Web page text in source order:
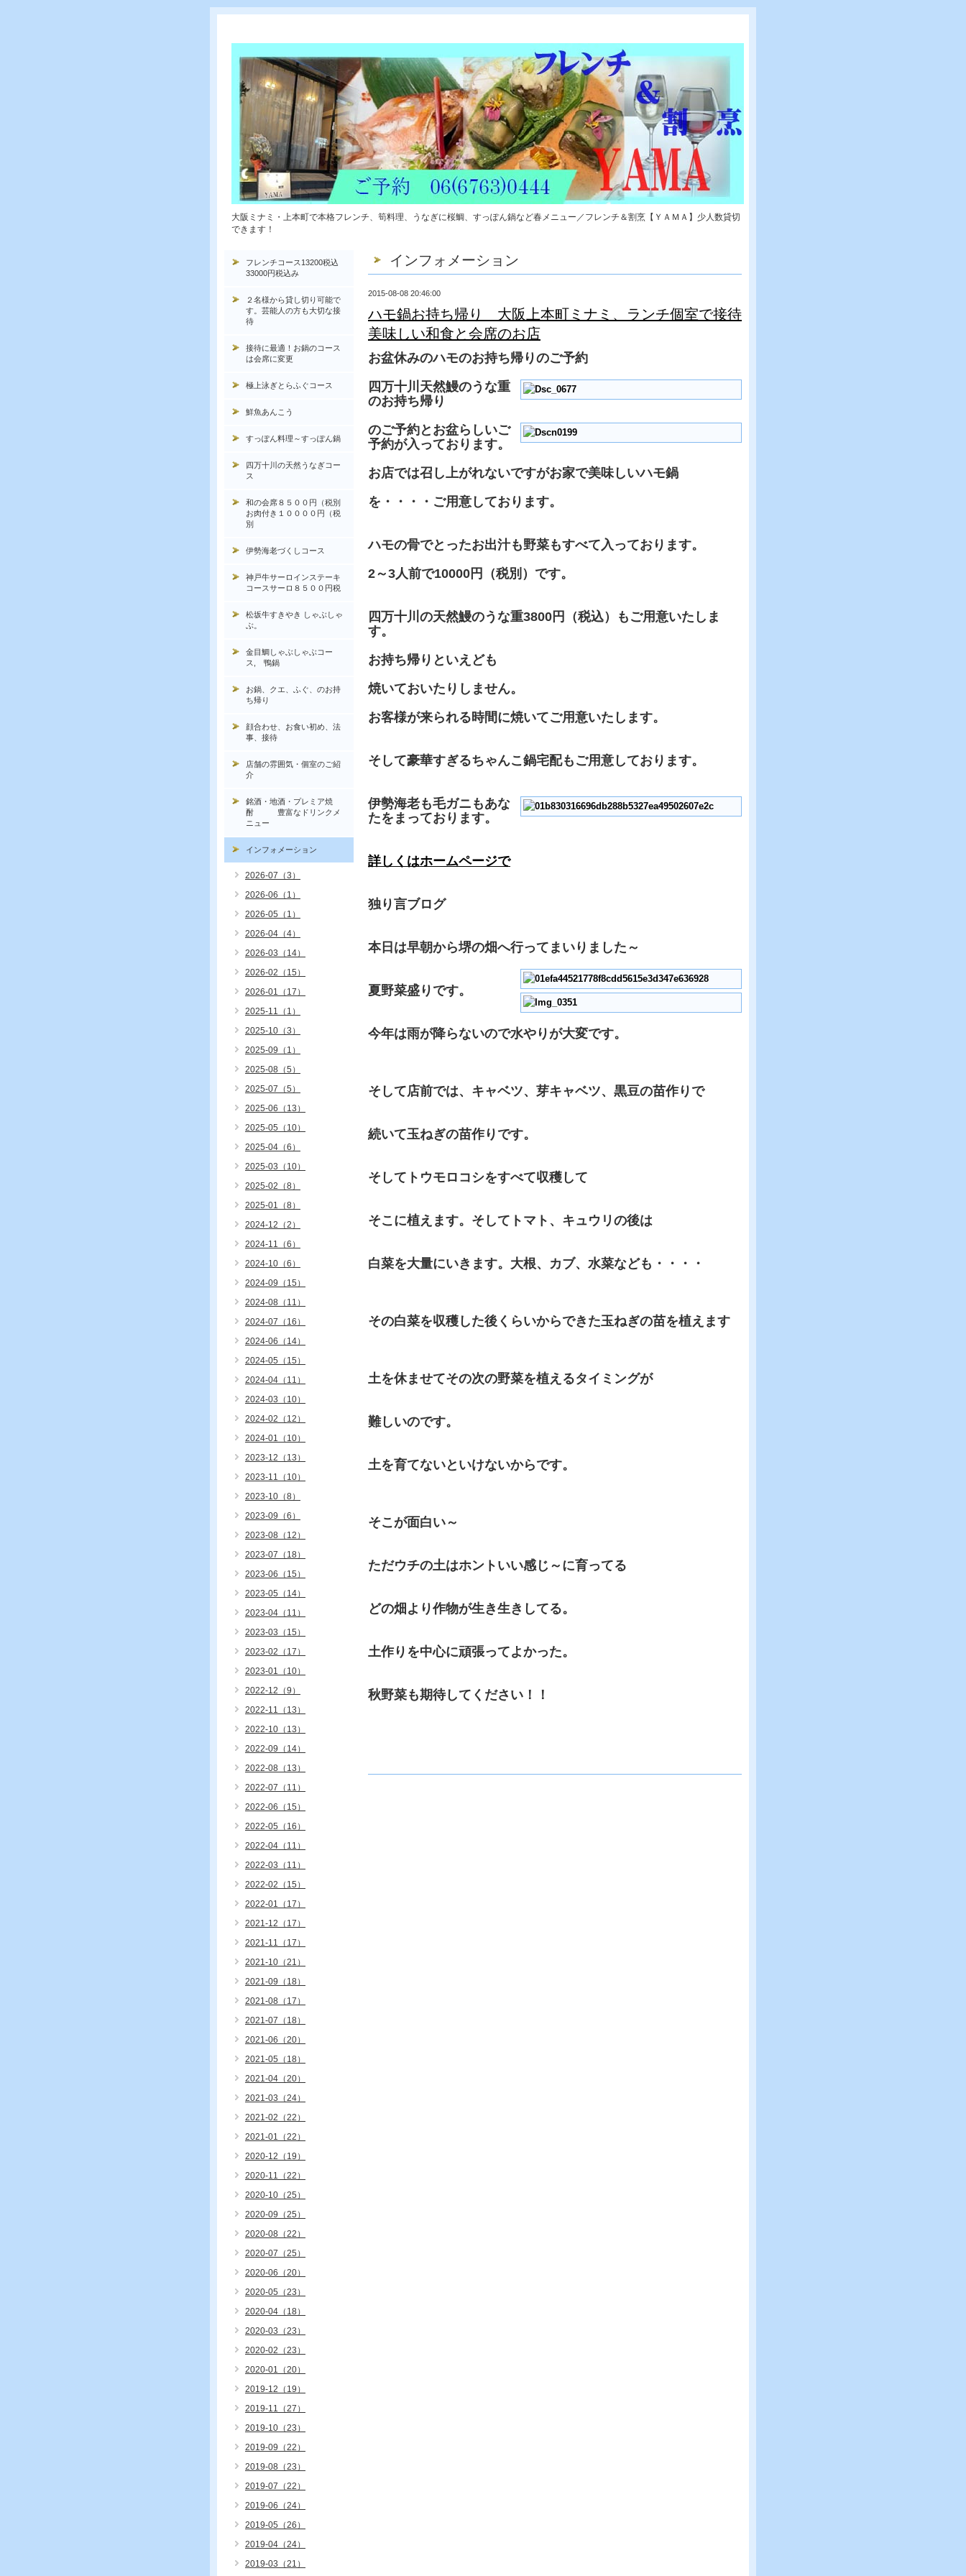
大阪ミナミ・上本町で本格フレンチ、筍料理、うなぎに桜鯛、すっぽん鍋など春メニュー／フレンチ＆割烹【ＹＡＭＡ】少人数貸切
できます！
インフォメーション
2015-08-08 20:46:00
ハモ鍋お持ち帰り 大阪上本町ミナミ、ランチ個室で接待
美味しい和食と会席のお店
お盆休みのハモのお持ち帰りのご予約
四万十川天然鰻のうな重
のお持ち帰り
のご予約とお盆らしいご
予約が入っております。
お店では召し上がれないですがお家で美味しいハモ鍋
を・・・・ご用意しております。
ハモの骨でとったお出汁も野菜もすべて入っております。
2～3人前で10000円（税別）です。
四万十川の天然鰻のうな重3800円（税込）もご用意いたしま
す。
お持ち帰りといえども
焼いておいたりしません。
お客様が来られる時間に焼いてご用意いたします。
そして豪華すぎるちゃんこ鍋宅配もご用意しております。
伊勢海老も毛ガニもあな
たをまっております。
詳しくはホームページで
独り言ブログ
本日は早朝から堺の畑へ行ってまいりました～
夏野菜盛りです。
今年は雨が降らないので水やりが大変です。
そして店前では、キャベツ、芽キャベツ、黒豆の苗作りで
続いて玉ねぎの苗作りです。
そしてトウモロコシをすべて収穫して
そこに植えます。そしてトマト、キュウリの後は
白菜を大量にいきます。大根、カブ、水菜なども・・・・
その白菜を収穫した後くらいからできた玉ねぎの苗を植えます
土を休ませてその次の野菜を植えるタイミングが
難しいのです。
土を育てないといけないからです。
そこが面白い～
ただウチの土はホントいい感じ～に育ってる
どの畑より作物が生き生きしてる。
土作りを中心に頑張ってよかった。
秋野菜も期待してください！！
フレンチコース13200税込
33000円税込み
２名様から貸し切り可能で
す。芸能人の方も大切な接
待
接待に最適！お鍋のコース
は会席に変更
極上泳ぎとらふぐコース
鮮魚あんこう
すっぽん料理～すっぽん鍋
四万十川の天然うなぎコー
ス
和の会席８５００円（税別
お肉付き１００００円（税
別
伊勢海老づくしコース
神戸牛サーロインステーキ
コースサーロ８５００円税
松坂牛すきやき しゃぶしゃ
ぶ。
金目鯛しゃぶしゃぶコー
ス, 鴨鍋
お鍋、クエ、ふぐ、のお持
ち帰り
顔合わせ、お食い初め、法
事、接待
店舗の雰囲気・個室のご紹
介
銘酒・地酒・プレミア焼
酎 豊富なドリンクメ
ニュー
インフォメーション
2026-07（3）
2026-06（1）
2026-05（1）
2026-04（4）
2026-03（14）
2026-02（15）
2026-01（17）
2025-11（1）
2025-10（3）
2025-09（1）
2025-08（5）
2025-07（5）
2025-06（13）
2025-05（10）
2025-04（6）
2025-03（10）
2025-02（8）
2025-01（8）
2024-12（2）
2024-11（6）
2024-10（6）
2024-09（15）
2024-08（11）
2024-07（16）
2024-06（14）
2024-05（15）
2024-04（11）
2024-03（10）
2024-02（12）
2024-01（10）
2023-12（13）
2023-11（10）
2023-10（8）
2023-09（6）
2023-08（12）
2023-07（18）
2023-06（15）
2023-05（14）
2023-04（11）
2023-03（15）
2023-02（17）
2023-01（10）
2022-12（9）
2022-11（13）
2022-10（13）
2022-09（14）
2022-08（13）
2022-07（11）
2022-06（15）
2022-05（16）
2022-04（11）
2022-03（11）
2022-02（15）
2022-01（17）
2021-12（17）
2021-11（17）
2021-10（21）
2021-09（18）
2021-08（17）
2021-07（18）
2021-06（20）
2021-05（18）
2021-04（20）
2021-03（24）
2021-02（22）
2021-01（22）
2020-12（19）
2020-11（22）
2020-10（25）
2020-09（25）
2020-08（22）
2020-07（25）
2020-06（20）
2020-05（23）
2020-04（18）
2020-03（23）
2020-02（23）
2020-01（20）
2019-12（19）
2019-11（27）
2019-10（23）
2019-09（22）
2019-08（23）
2019-07（22）
2019-06（24）
2019-05（26）
2019-04（24）
2019-03（21）